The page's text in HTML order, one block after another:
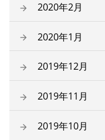
2020年2月
2020年1月
2019年12月
2019年11月
2019年10月